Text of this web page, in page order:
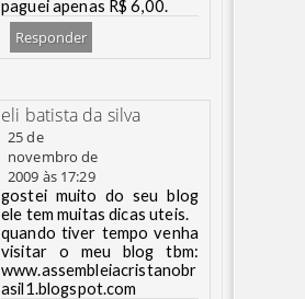
paguei apenas R$ 6,00.
Responder
eli batista da silva
25 de
novembro de
2009 às 17:29
gostei muito do seu blog
ele tem muitas dicas uteis.
quando tiver tempo venha
visitar o meu blog tbm:
www.assembleiacristanobr
asil1.blogspot.com